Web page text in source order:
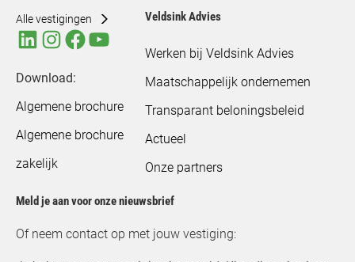
Alle vestigingen
Download:
Algemene brochure
Algemene brochure
zakelijk
Veldsink Advies
Werken bij Veldsink Advies
Maatschappelijk ondernemen
Transparant beloningsbeleid
Actueel
Onze partners
Meld je aan voor onze nieuwsbrief
Of neem contact op met jouw vestiging: